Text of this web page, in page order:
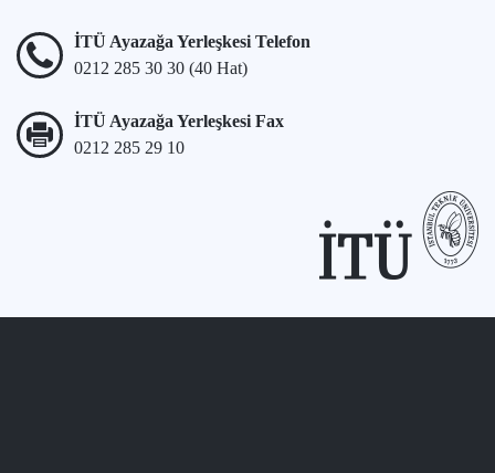
İTÜ Ayazağa Yerleşkesi Telefon
0212 285 30 30 (40 Hat)
İTÜ Ayazağa Yerleşkesi Fax
0212 285 29 10